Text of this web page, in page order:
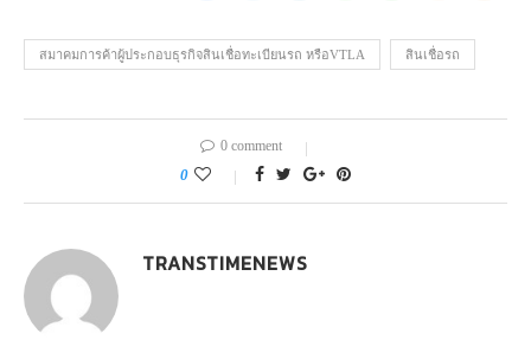
สมาคมการค้าผู้ประกอบธุรกิจสินเชื่อทะเบียนรถ หรือVTLA สินเชื่อรถ
0 comment
0
TRANSTIMENEWS